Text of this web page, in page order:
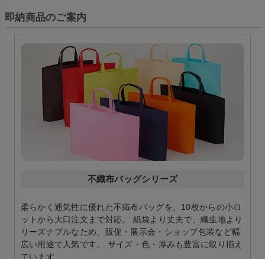
即納商品のご案内
不織布バッグシリーズ
柔らかく通気性に優れた不織布バッグを、10枚からの小ロ
ットから大口注文まで対応。 紙袋より丈夫で、織生地より
リーズナブルなため、販促・展示会・ショップ包装など幅
広い用途で人気です。 サイズ・色・厚みも豊富に取り揃え
ています。